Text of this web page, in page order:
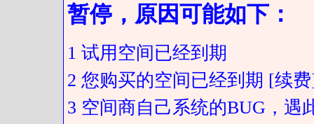
暂停，原因可能如下：
1 试用空间已经到期
2 您购买的空间已经到期 [续
3 空间商自己系统的BUG，遇